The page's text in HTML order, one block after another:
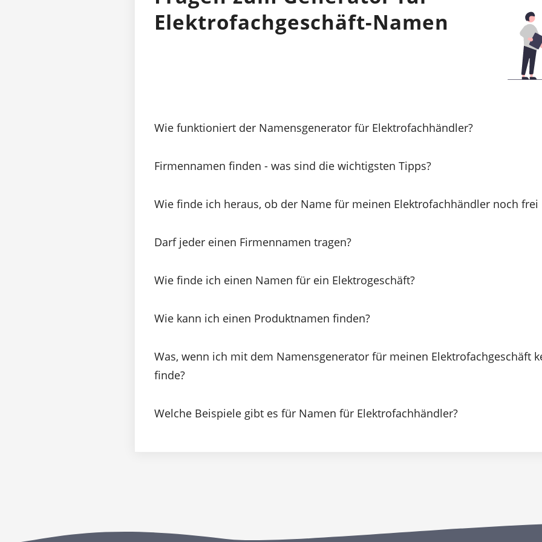
Elektrofachgeschäft-Namen
Wie funktioniert der Namensgenerator für Elektrofachhändler?
Firmennamen finden - was sind die wichtigsten Tipps?
Wie finde ich heraus, ob der Name für meinen Elektrofachhändler noch frei
Darf jeder einen Firmennamen tragen?
Wie finde ich einen Namen für ein Elektrogeschäft?
Wie kann ich einen Produktnamen finden?
Was, wenn ich mit dem Namensgenerator für meinen Elektrofachgeschäft
finde?
Welche Beispiele gibt es für Namen für Elektrofachhändler?